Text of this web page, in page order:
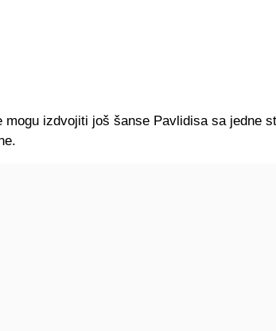
mogu izdvojiti još šanse Pavlidisa sa jedne